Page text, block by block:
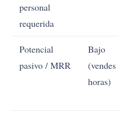
personal
requerida
Potencial
pasivo / MRR
Bajo
(vendes
horas)